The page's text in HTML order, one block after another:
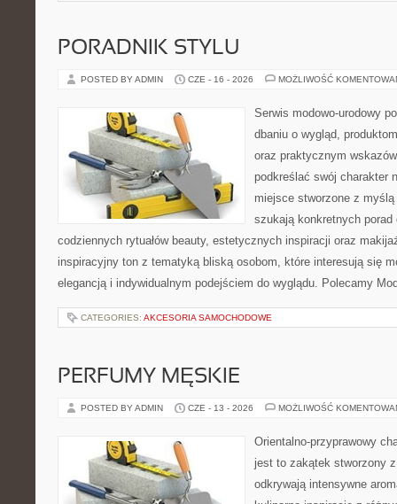
PORADNIK STYLU
POSTED BY ADMIN CZE - 16 - 2026 MOŻLIWOŚĆ
Serwis modowo-urodowy
dbaniu o wygląd,
oraz praktycznym
podkreślać swój charakter
miejsce stworzone z
szukają konkretnych
codziennych rytuałów beauty, estetycznych inspiracji oraz
inspiracyjny ton z tematyką bliską osobom, które interesują się
elegancją i indywidualnym podejściem do wyglądu. Polecamy
CATEGORIES: AKCESORIA SAMOCHODOWE
PERFUMY MĘSKIE
POSTED BY ADMIN CZE - 13 - 2026 MOŻLIWOŚĆ
Orientalno-przyprawowy
jest to zakątek stworzony
odkrywają intensywne